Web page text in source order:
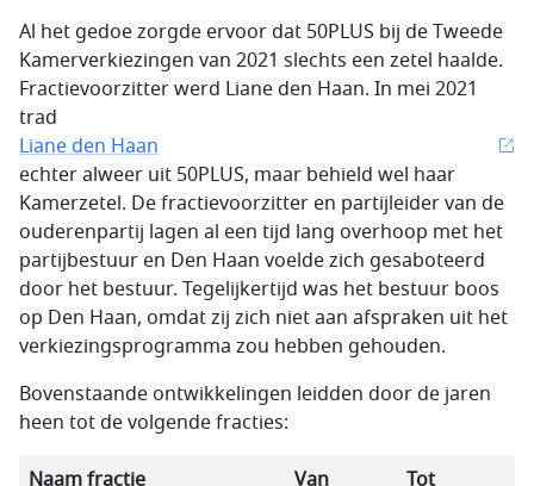
Al het gedoe zorgde ervoor dat 50PLUS bij de Tweede
Kamerverkiezingen van 2021 slechts een zetel haalde.
Fractievoorzitter werd Liane den Haan. In mei 2021
trad
Liane den Haan
echter alweer uit 50PLUS, maar behield wel haar
Kamerzetel. De fractievoorzitter en partijleider van de
ouderenpartij lagen al een tijd lang overhoop met het
partijbestuur en Den Haan voelde zich gesaboteerd
door het bestuur. Tegelijkertijd was het bestuur boos
op Den Haan, omdat zij zich niet aan afspraken uit het
verkiezingsprogramma zou hebben gehouden.
Bovenstaande ontwikkelingen leidden door de jaren
heen tot de volgende fracties:
Naam fractie
Van
Tot